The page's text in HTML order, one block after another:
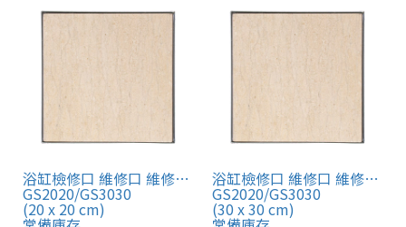
浴缸檢修口 維修口 維修孔 磁磚型
GS2020/GS3030
(20 x 20 cm)
浴缸檢修口 維修口 維修孔 磁磚型
GS2020/GS3030
(30 x 30 cm)